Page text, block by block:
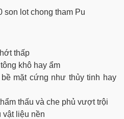
thấp
khô hay ẩm
mặt cứng như thủy tinh hay
thấu và che phủ vượt trội
vật liệu nền